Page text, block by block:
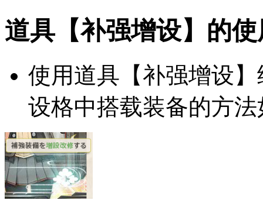
道具【补强增设】的
使用道具【补强增设
设格中搭载装备的方